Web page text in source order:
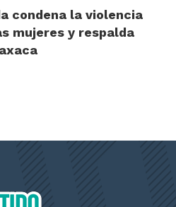
condena la violencia
mujeres y respalda